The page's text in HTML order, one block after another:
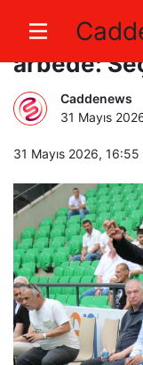
arbede:
Caddenews
31 Mayıs
31 Mayıs 2026, 16:55